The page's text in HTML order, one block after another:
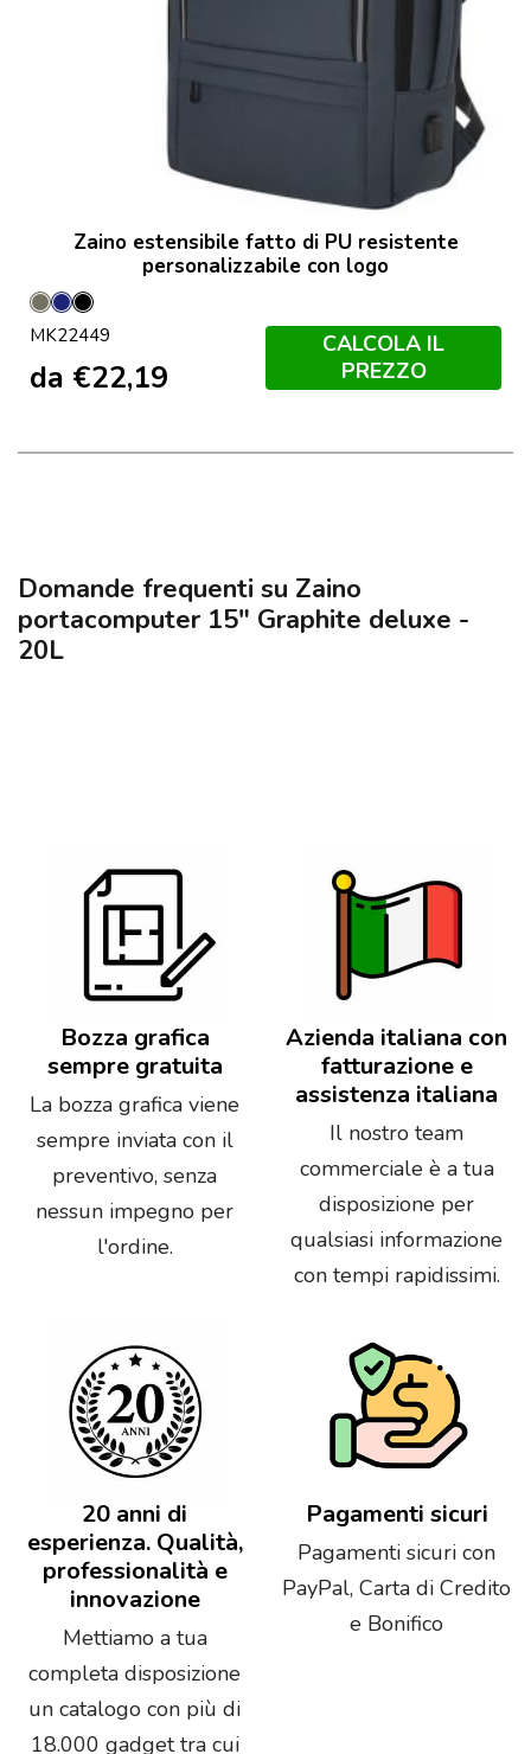
Zaino estensibile fatto di PU resistente
personalizzabile con logo
Grey
Di
Moro
Marineo
Nero
MK22449
da €22,19
CALCOLA IL
PREZZO
Domande frequenti su Zaino
portacomputer 15" Graphite deluxe -
20L
Bozza grafica
sempre gratuita
La bozza grafica viene
sempre inviata con il
preventivo, senza
nessun impegno per
l'ordine.
Azienda italiana con
fatturazione e
assistenza italiana
Il nostro team
commerciale è a tua
disposizione per
qualsiasi informazione
con tempi rapidissimi.
20 anni di
esperienza. Qualità,
professionalità e
innovazione
Mettiamo a tua
completa disposizione
un catalogo con più di
18.000 gadget tra cui
Pagamenti sicuri
Pagamenti sicuri con
PayPal, Carta di Credito
e Bonifico